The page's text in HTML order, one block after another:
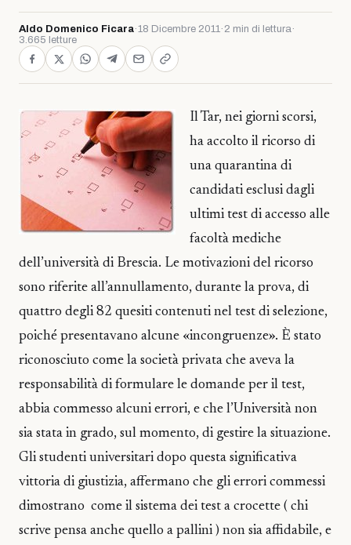
Aldo Domenico Ficara·18 Dicembre 2011· 2 min di lettura·
3.665 letture
Il Tar, nei giorni scorsi,
ha accolto il ricorso di
una quarantina di
candidati esclusi dagli
ultimi test di accesso alle
facoltà mediche
dell’università di Brescia. Le motivazioni del ricorso
sono riferite all’annullamento, durante la prova, di
quattro degli 82 quesiti contenuti nel test di selezione,
poiché presentavano alcune «incongruenze». È stato
riconosciuto come la società privata che aveva la
responsabilità di formulare le domande per il test,
abbia commesso alcuni errori, e che l’Università non
sia stata in grado, sul momento, di gestire la situazione.
Gli studenti universitari dopo questa significativa
vittoria di giustizia, affermano che gli errori commessi
dimostrano come il sistema dei test a crocette ( chi
scrive pensa anche quello a pallini ) non sia affidabile, e